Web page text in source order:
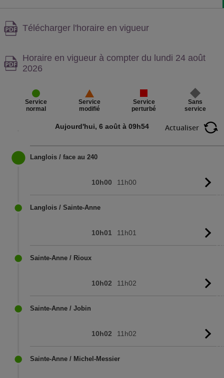
Attention,
Télécharger l'horaire en vigueur
Attention,
contenu
Horaire en vigueur à compter du lundi 24 août
2026
Service
normal
Service
modifié
Service
perturbé
Sans
service
Aujourd'hui, 6 août à 09h54 Actualiser
Langlois / face au 240
10h00 11h00
Langlois / Sainte-Anne
10h01 11h01
Sainte-Anne / Rioux
10h02 11h02
Sainte-Anne / Jobin
10h02 11h02
Sainte-Anne / Michel-Messier